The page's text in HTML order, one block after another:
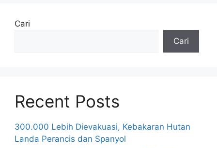
Cari
Cari
Recent Posts
300.000 Lebih Dievakuasi, Kebakaran Hutan
Landa Perancis dan Spanyol